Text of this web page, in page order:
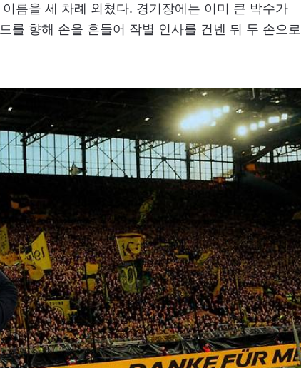
름을 세 차례 외쳤다. 경기장에는 이미 큰 박수가
를 향해 손을 흔들어 작별 인사를 건넨 뒤 두 손으로